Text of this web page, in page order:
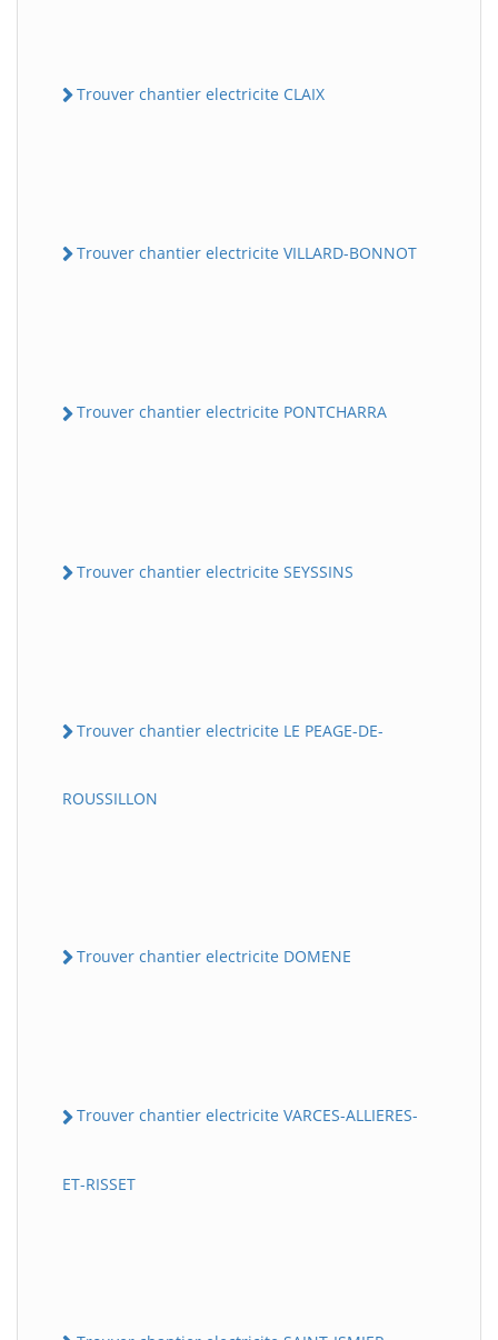
Trouver chantier electricite CLAIX
Trouver chantier electricite VILLARD-BONNOT
Trouver chantier electricite PONTCHARRA
Trouver chantier electricite SEYSSINS
Trouver chantier electricite LE PEAGE-DE-
ROUSSILLON
Trouver chantier electricite DOMENE
Trouver chantier electricite VARCES-ALLIERES-
ET-RISSET